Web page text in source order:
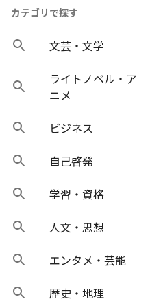
カテゴリで探す
文芸・文学
ライトノベル・ア
ニメ
ビジネス
自己啓発
学習・資格
人文・思想
エンタメ・芸能
歴史・地理